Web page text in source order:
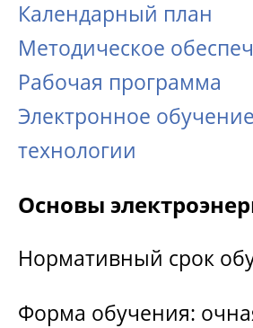
Календарный план
Методическое
Рабочая программа
Электронное
технологии
Основы
Нормативный срок
Форма обучения: